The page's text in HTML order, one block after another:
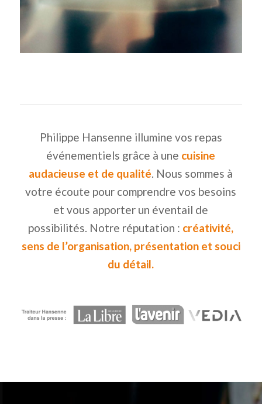
Philippe Hansenne illumine vos repas
événementiels grâce à une cuisine
audacieuse et de qualité. Nous sommes à
votre écoute pour comprendre vos besoins
et vous apporter un éventail de
possibilités. Notre réputation : créativité,
sens de l’organisation, présentation et souci
du détail.